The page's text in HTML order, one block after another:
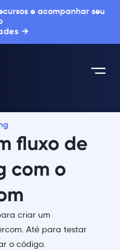
e acompanhar seu
→
fluxo de
com o
criar um
Até para testar
o código.